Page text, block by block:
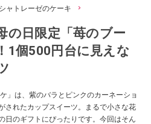
シャトレーゼのケーキ
の日限定「苺のブー
1個500円台に見えな
」は、紫のバラとピンクのカーネーショ
されたカップスイーツ。まるで小さな花
日のギフトにぴったりです。今回はそん